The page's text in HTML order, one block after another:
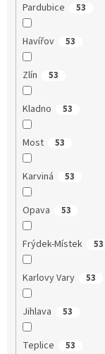
Pardubice 53
Havířov 53
Zlín 53
Kladno 53
Most 53
Karviná 53
Opava 53
Frýdek-Místek 53
Karlovy Vary 53
Jihlava 53
Teplice 53